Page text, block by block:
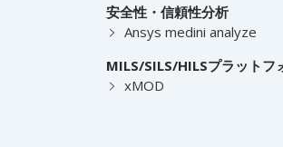
安全性・信頼性分析
Ansys medini analyze
MILS/SILS/HILSプラットフ
xMOD